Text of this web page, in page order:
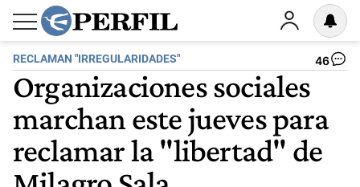
RECLAMAN "IRREGULARIDADES" 46
Organizaciones sociales
marchan este jueves para
reclamar la "libertad" de